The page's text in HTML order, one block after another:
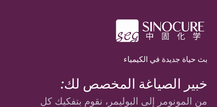
بث حياة جديدة في الكيمياء
خبير الصياغة المخصص لك:
من المونومر إلى البوليمر، نقوم بتفكيك كل